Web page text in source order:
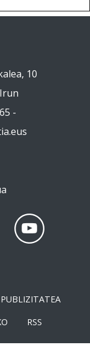
10
-
PUBLIZITATEA
RSS